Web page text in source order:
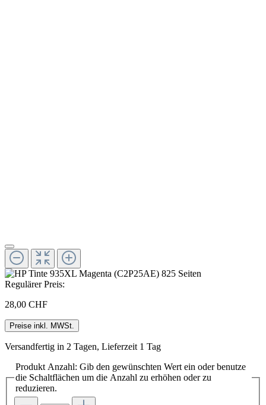
Regulärer Preis:
28,00 CHF
Preise inkl. MWSt.
Versandfertig in 2 Tagen, Lieferzeit 1 Tag
Produkt Anzahl: Gib den gewünschten Wert ein oder benutze
die Schaltflächen um die Anzahl zu erhöhen oder zu
reduzieren.